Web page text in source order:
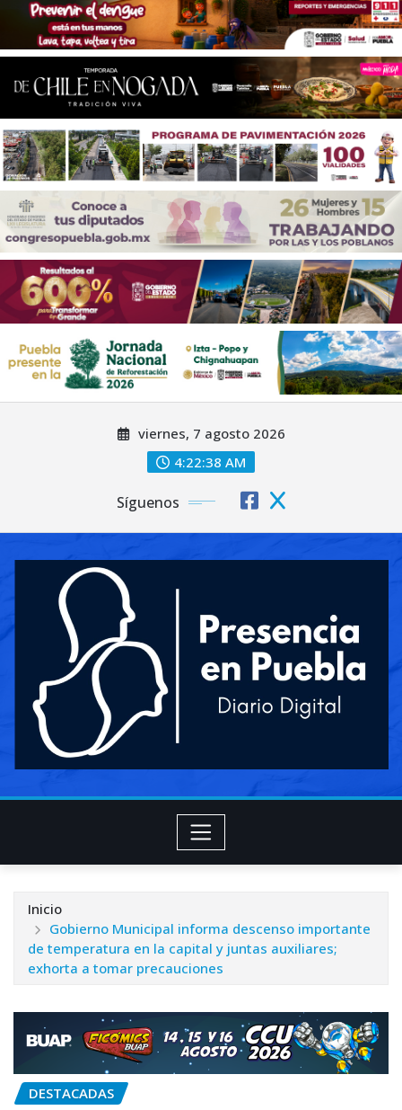
viernes, 7 agosto 2026
4:22:40 AM
Síguenos
Inicio
Gobierno Municipal informa descenso importante
de temperatura en la capital y juntas auxiliares;
exhorta a tomar precauciones
DESTACADAS